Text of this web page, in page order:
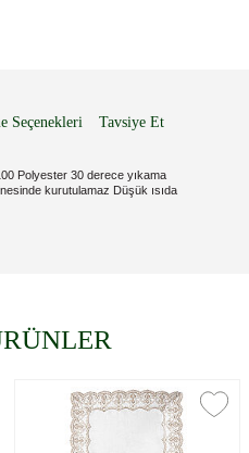
Seçenekleri Tavsiye Et
Polyester 30 derece yıkama
kurutulamaz Düşük ısıda